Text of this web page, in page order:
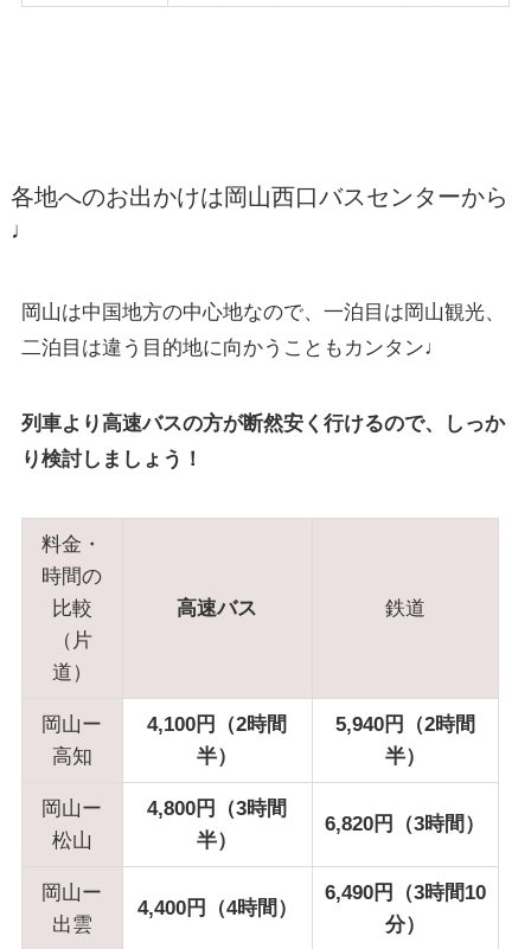
各地へのお出かけは岡山西口バスセンターから
♩
岡山は中国地方の中心地なので、一泊目は岡山観光、
二泊目は違う目的地に向かうこともカンタン♩
列車より高速バスの方が断然安く行けるので、しっか
り検討しましょう！
料金・
時間の
比較
（片
道）
高速バス 鉄道
岡山ー
高知
4,100円（2時間
半）
5,940円（2時間
半）
岡山ー
松山
4,800円（3時間
半）
6,820円（3時間）
岡山ー
出雲
4,400円 （4時間）
6,490円（3時間10
分）